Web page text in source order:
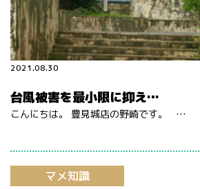
2021.08.30
台風被害を最小限に抑え…
こんにちは。 豊見城店の野崎です。 …
マメ知識